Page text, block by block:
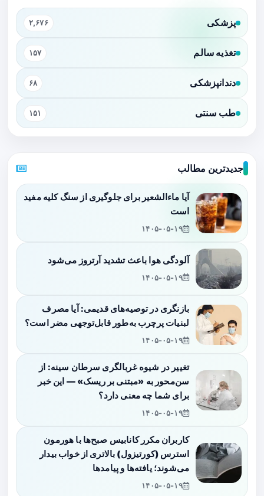
پزشکی ۲,۶۷۶
تغذیه سالم ۱۵۷
دندانپزشکی ۶۸
طب سنتی ۱۵۱
جدیدترین مطالب
آیا ماءالشعیر برای جلوگیری از سنگ کلیه مفید
است
۱۴۰۵-۰۵-۱۹
آلودگی هوا باعث تشدید آرتروز می‌شود
۱۴۰۵-۰۵-۱۹
بازنگری در توصیه‌های قدیمی: آیا مصرف
لبنیات پرچرب به‌طور قابل‌توجهی مضر است؟
۱۴۰۵-۰۵-۱۹
تغییر در شیوه غربالگری سرطان سینه: از
سن‌محور به «مبتنی بر ریسک» — این خبر
برای شما چه معنی دارد؟
۱۴۰۵-۰۵-۱۹
کاربران مکرر کانابیس صبح‌ها با هورمون
استرس (کورتیزول) بالاتری از خواب بیدار
می‌شوند؛ یافته‌ها و پیامدها
۱۴۰۵-۰۵-۱۹